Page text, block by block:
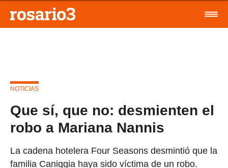
NOTICIAS
Que sí, que no: desmienten el
robo a Mariana Nannis
La cadena hotelera Four Seasons desmintió que la
familia Caniggia haya sido víctima de un robo.